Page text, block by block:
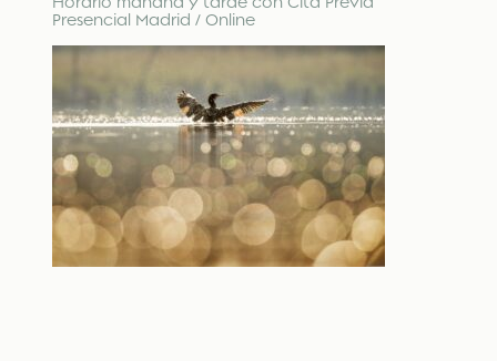
Presencial Madrid / Online